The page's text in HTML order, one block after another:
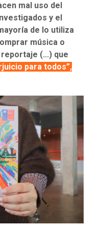
mal uso del
y el
de lo utiliza
música o
(...) que
para todos”,